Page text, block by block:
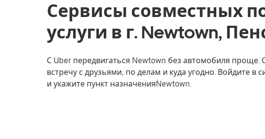
Сервисы совместных
услуги в г. Newtown,
С Uber передвигаться Newtown без автомобиля проще.
встречу с друзьями, по делам и куда угодно. Войдите в
и укажите пункт назначенияNewtown.